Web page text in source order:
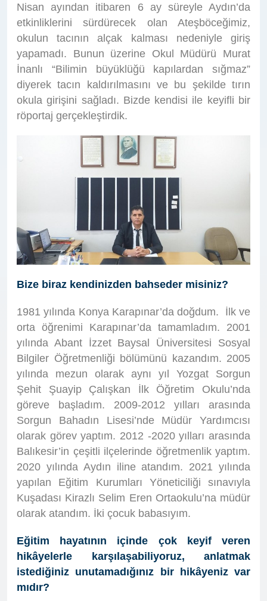
Nisan ayından itibaren 6 ay süreyle Aydın’da
etkinliklerini sürdürecek olan Ateşböceğimiz,
okulun tacının alçak kalması nedeniyle giriş
yapamadı. Bunun üzerine Okul Müdürü Murat
İnanlı “Bilimin büyüklüğü kapılardan sığmaz”
diyerek tacın kaldırılmasını ve bu şekilde tırın
okula girişini sağladı. Bizde kendisi ile keyifli bir
röportaj gerçekleştirdik.
Bize biraz kendinizden bahseder misiniz?
1981 yılında Konya Karapınar’da doğdum. İlk ve
orta öğrenimi Karapınar’da tamamladım. 2001
yılında Abant İzzet Baysal Üniversitesi Sosyal
Bilgiler Öğretmenliği bölümünü kazandım. 2005
yılında mezun olarak aynı yıl Yozgat Sorgun
Şehit Şuayip Çalışkan İlk Öğretim Okulu’nda
göreve başladım. 2009-2012 yılları arasında
Sorgun Bahadın Lisesi’nde Müdür Yardımcısı
olarak görev yaptım. 2012 -2020 yılları arasında
Balıkesir’in çeşitli ilçelerinde öğretmenlik yaptım.
2020 yılında Aydın iline atandım. 2021 yılında
yapılan Eğitim Kurumları Yöneticiliği sınavıyla
Kuşadası Kirazlı Selim Eren Ortaokulu’na müdür
olarak atandım. İki çocuk babasıyım.
Eğitim hayatının içinde çok keyif veren
hikâyelerle karşılaşabiliyoruz, anlatmak
istediğiniz unutamadığınız bir hikâyeniz var
mıdır?